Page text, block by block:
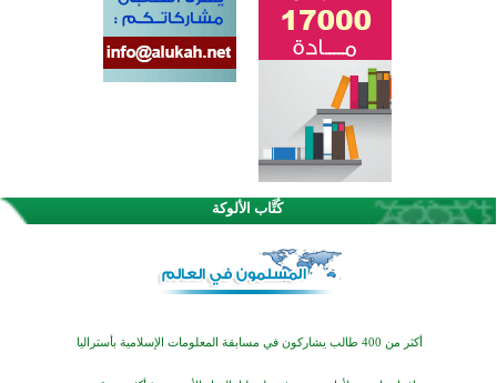
كُتَّاب الألوكة
القرآن والتربية في صدارة البرامج الصيفية للمسلمين في بينزا وساراتوف وموردوفيا هذا العام
اختتام الدورة التاسعة لمسابقة حفظ وتلاوة القرآن الكريم في أزناكاييف
أكثر من 100 شخص يتعرفون على الإسلام خلال يوم المسجد المفتوح في ميلفيل
اختتام منافسات قرآنية متميزة في بنغلاديش بمشاركة 3000 متسابق